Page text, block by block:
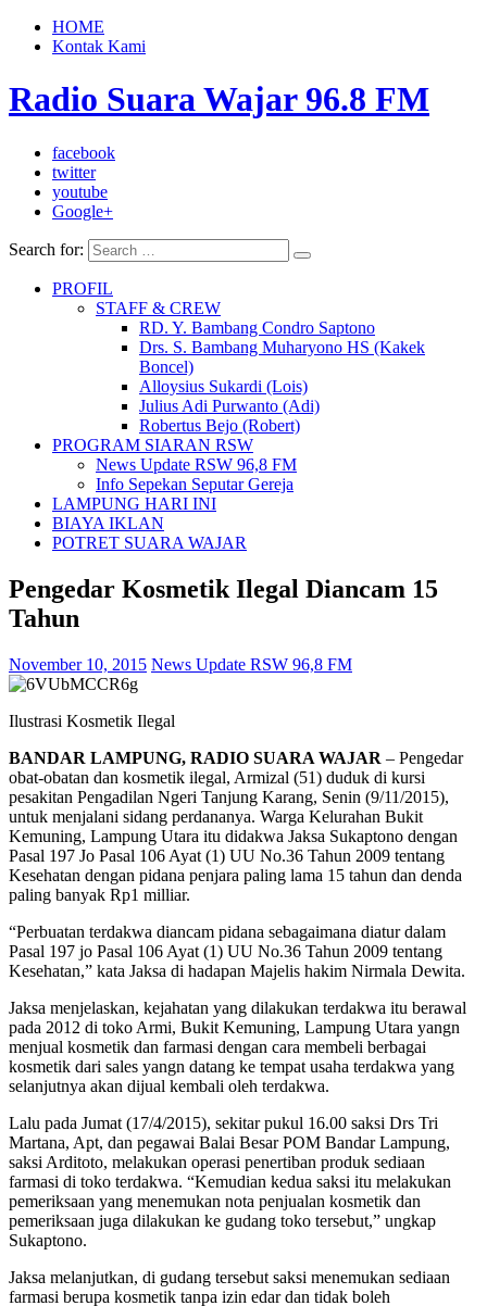
HOME
Kontak Kami
Radio Suara Wajar 96.8 FM
facebook
twitter
youtube
Google+
Search for:
PROFIL
STAFF & CREW
RD. Y. Bambang Condro Saptono
Drs. S. Bambang Muharyono HS (Kakek
Boncel)
Alloysius Sukardi (Lois)
Julius Adi Purwanto (Adi)
Robertus Bejo (Robert)
PROGRAM SIARAN RSW
News Update RSW 96,8 FM
Info Sepekan Seputar Gereja
LAMPUNG HARI INI
BIAYA IKLAN
POTRET SUARA WAJAR
Pengedar Kosmetik Ilegal Diancam 15
Tahun
November 10, 2015 News Update RSW 96,8 FM
Ilustrasi Kosmetik Ilegal
BANDAR LAMPUNG, RADIO SUARA WAJAR – Pengedar
obat-obatan dan kosmetik ilegal, Armizal (51) duduk di kursi
pesakitan Pengadilan Ngeri Tanjung Karang, Senin (9/11/2015),
untuk menjalani sidang perdananya. Warga Kelurahan Bukit
Kemuning, Lampung Utara itu didakwa Jaksa Sukaptono dengan
Pasal 197 Jo Pasal 106 Ayat (1) UU No.36 Tahun 2009 tentang
Kesehatan dengan pidana penjara paling lama 15 tahun dan denda
paling banyak Rp1 milliar.
“Perbuatan terdakwa diancam pidana sebagaimana diatur dalam
Pasal 197 jo Pasal 106 Ayat (1) UU No.36 Tahun 2009 tentang
Kesehatan,” kata Jaksa di hadapan Majelis hakim Nirmala Dewita.
Jaksa menjelaskan, kejahatan yang dilakukan terdakwa itu berawal
pada 2012 di toko Armi, Bukit Kemuning, Lampung Utara yangn
menjual kosmetik dan farmasi dengan cara membeli berbagai
kosmetik dari sales yangn datang ke tempat usaha terdakwa yang
selanjutnya akan dijual kembali oleh terdakwa.
Lalu pada Jumat (17/4/2015), sekitar pukul 16.00 saksi Drs Tri
Martana, Apt, dan pegawai Balai Besar POM Bandar Lampung,
saksi Arditoto, melakukan operasi penertiban produk sediaan
farmasi di toko terdakwa. “Kemudian kedua saksi itu melakukan
pemeriksaan yang menemukan nota penjualan kosmetik dan
pemeriksaan juga dilakukan ke gudang toko tersebut,” ungkap
Sukaptono.
Jaksa melanjutkan, di gudang tersebut saksi menemukan sediaan
farmasi berupa kosmetik tanpa izin edar dan tidak boleh